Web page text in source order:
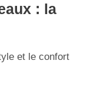
: la
et le confort